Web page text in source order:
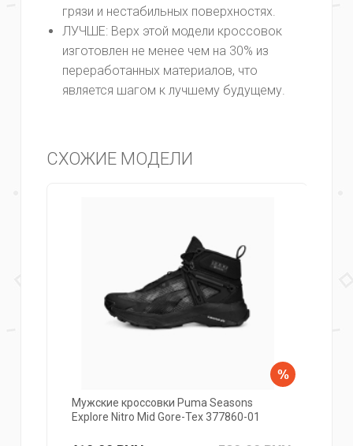
грязи и нестабильных поверхностях.
ЛУЧШЕ: Верх этой модели кроссовок
изготовлен не менее чем на 30% из
переработанных материалов, что
является шагом к лучшему будущему.
СХОЖИЕ МОДЕЛИ
Мужские кроссовки Puma Seasons
Explore Nitro Mid Gore-Tex 377860-01